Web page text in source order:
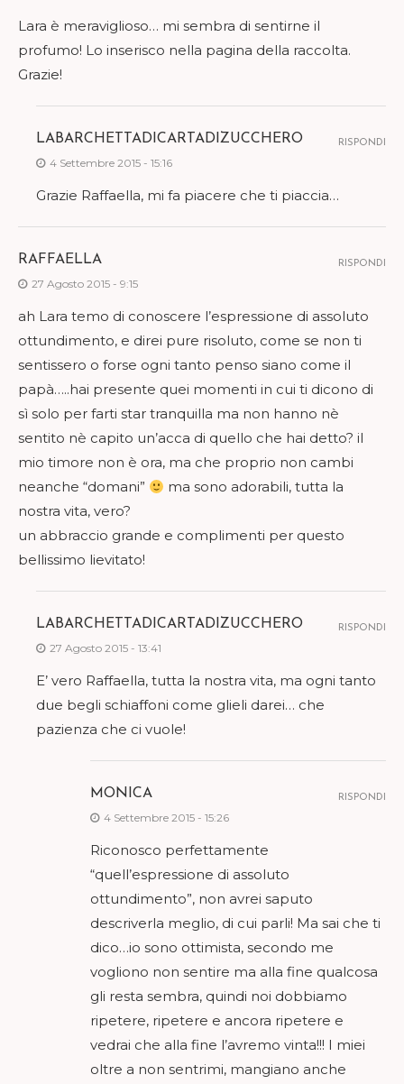
Lara è meraviglioso… mi sembra di sentirne il
profumo! Lo inserisco nella pagina della raccolta.
Grazie!
LABARCHETTADICARTADIZUCCHERO
4 Settembre 2015 - 15:16
Grazie Raffaella, mi fa piacere che ti piaccia…
RISPONDI
RAFFAELLA
27 Agosto 2015 - 9:15
ah Lara temo di conoscere l’espressione di assoluto
ottundimento, e direi pure risoluto, come se non ti
sentissero o forse ogni tanto penso siano come il
papà…..hai presente quei momenti in cui ti dicono di
sì solo per farti star tranquilla ma non hanno nè
sentito nè capito un’acca di quello che hai detto? il
mio timore non è ora, ma che proprio non cambi
neanche “domani”
ma sono adorabili, tutta la
nostra vita, vero?
un abbraccio grande e complimenti per questo
bellissimo lievitato!
RISPONDI
LABARCHETTADICARTADIZUCCHERO
27 Agosto 2015 - 13:41
E’ vero Raffaella, tutta la nostra vita, ma ogni tanto
due begli schiaffoni come glieli darei… che
pazienza che ci vuole!
RISPONDI
MONICA
4 Settembre 2015 - 15:26
Riconosco perfettamente
“quell’espressione di assoluto
ottundimento”, non avrei saputo
descriverla meglio, di cui parli! Ma sai che ti
dico…io sono ottimista, secondo me
vogliono non sentire ma alla fine qualcosa
gli resta sembra, quindi noi dobbiamo
ripetere, ripetere e ancora ripetere e
vedrai che alla fine l’avremo vinta!!! I miei
oltre a non sentrimi, mangiano anche
RISPONDI